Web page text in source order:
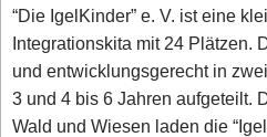
“Die IgelKinder” e. V. ist eine
Integrationskita mit 24 Plätzen.
und entwicklungsgerecht in
3 und 4 bis 6 Jahren aufgeteilt.
Wald und Wiesen laden die